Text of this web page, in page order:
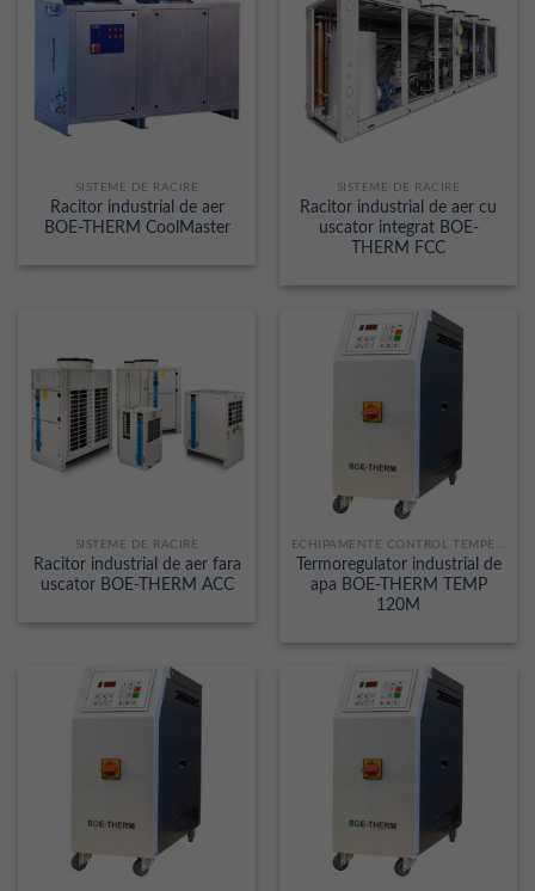
SISTEME DE RACIRE
Racitor industrial de aer
BOE-THERM CoolMaster
SISTEME DE RACIRE
Racitor industrial de aer cu
uscator integrat BOE-
THERM FCC
SISTEME DE RACIRE
Racitor industrial de aer fara
uscator BOE-THERM ACC
Termoregulator industrial de
apa BOE-THERM TEMP
120M